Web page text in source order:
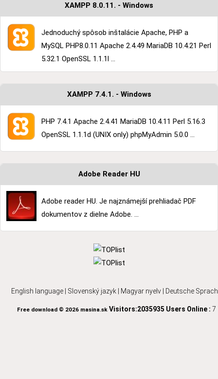
XAMPP 8.0.11. - Windows
Jednoduchý spôsob inštalácie Apache, PHP a
MySQL PHP8.0.11 Apache 2.4.49 MariaDB 10.4.21 Perl
5.32.1 OpenSSL 1.1.1l ...
XAMPP 7.4.1. - Windows
PHP 7.4.1 Apache 2.4.41 MariaDB 10.4.11 Perl 5.16.3
OpenSSL 1.1.1d (UNIX only) phpMyAdmin 5.0.0 ...
Adobe Reader HU
Adobe reader HU. Je najznámejší prehliadač PDF
dokumentov z dielne Adobe. ...
English language Slovenský jazyk Magyar nyelv Deutsche
Free download © 2026 masina.skVisitors:2035935 Users Online : 7